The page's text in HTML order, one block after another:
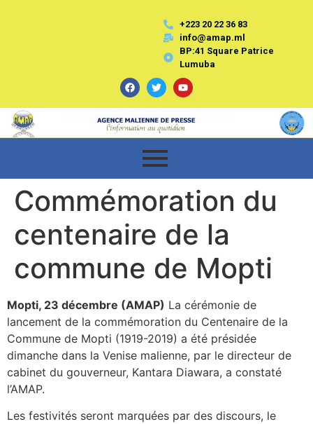
+223 20 22 36 83
info@amap.ml
BP:41 Square Patrice
Lumuba
Commémoration du
centenaire de la
commune de Mopti
Mopti, 23 décembre (AMAP) La cérémonie de
lancement de la commémoration du Centenaire de la
Commune de Mopti (1919-2019) a été présidée
dimanche dans la Venise malienne, par le directeur de
cabinet du gouverneur, Kantara Diawara, a constaté
l’AMAP.
Les festivités seront marquées par des discours, le